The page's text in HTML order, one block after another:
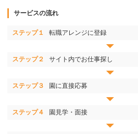
サービスの流れ
ステップ１ 転職アレンジに登録
ステップ２ サイト内でお仕事探し
ステップ３ 園に直接応募
ステップ４ 園見学・面接